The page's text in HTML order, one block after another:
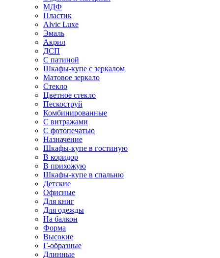
МДФ
Пластик
Alvic Luxe
Эмаль
Акрил
ДСП
С патиной
Шкафы-купе с зеркалом
Матовое зеркало
Стекло
Цветное стекло
Пескоструй
Комбинированные
С витражами
С фотопечатью
Назначение
Шкафы-купе в гостиную
В коридор
В прихожую
Шкафы-купе в спальню
Детские
Офисные
Для книг
Для одежды
На балкон
Форма
Высокие
Г-образные
Длинные